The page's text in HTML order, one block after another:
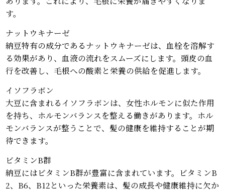
す。
ナットウキナーゼ
納豆特有の成分であるナットウキナーゼは、血栓を溶解す
る効果があり、血液の流れをスムーズにします。頭皮の血
行を改善し、毛根への酸素と栄養の供給を促進します。
イソフラボン
大豆に含まれるイソフラボンは、女性ホルモンに似た作用
を持ち、ホルモンバランスを整える働きがあります。ホル
モンバランスが整うことで、髪の健康を維持することが期
待できます。
ビタミンB群
納豆にはビタミンB群が豊富に含まれています。ビタミンB
2、B6、B12といった栄養素は、髪の成長や健康維持に欠か